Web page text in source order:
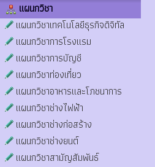
แผนกวิชา
แผนกวิชาเทคโนโลยีธุรกิจดิจิทัล
แผนกวิชาการโรงแรม
แผนกวิชาการบัญชี
แผนกวิชาท่องเที่ยว
แผนกวิชาอาหารและโภชนาการ
แผนกวิชาช่างไฟฟ้า
แผนกวิชาช่างก่อสร้าง
แผนกวิชาช่างยนต์
แผนกวิชาสามัญสัมพันธ์